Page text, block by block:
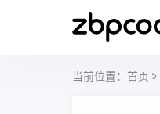
当前位置： 首页 >